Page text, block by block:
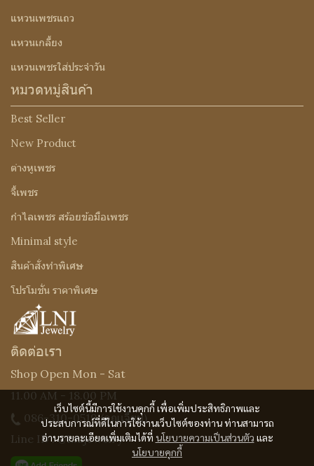
เว็บไซต์นี้มีการใช้งานคุกกี้ เพื่อเพิ่มประสิทธิภาพและ
ประสบการณ์ที่ดีในการใช้งานเว็บไซต์ของท่าน ท่านสามารถ
อ่านรายละเอียดเพิ่มเติมได้ที่ นโยบายความเป็นส่วนตัว และ
นโยบายคุกกี้
แหวนเพชรแถว
แหวนเกลี้ยง
แหวนเพชรใส่ประจำวัน
หมวดหมู่สินค้า
Best Seller
New Product
ต่างหูเพชร
จี้เพชร
กำไลเพชร สร้อยข้อมือเพชร
Minimal style
สินค้าสั่งทำพิเศษ
โปรโมชั่น ราคาพิเศษ
ติดต่อเรา
Shop Open Mon - Sat
11.00 AM - 18.00 PM
086-310-0519(คุณเจี๊ยบ)
Line ID : @Lnijewelry